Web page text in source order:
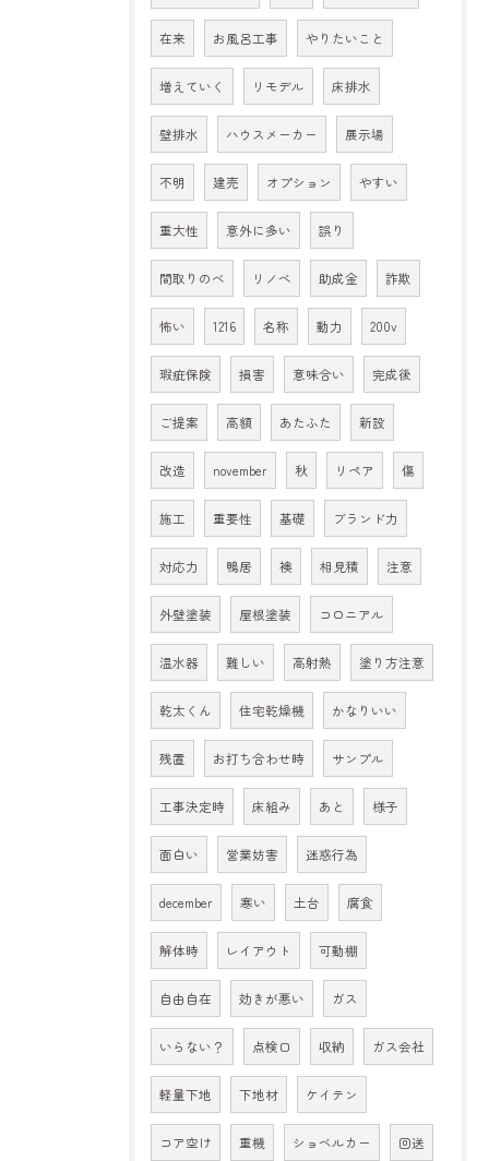
在来 お風呂工事 やりたいこと
増えていく リモデル 床排水
壁排水 ハウスメーカー 展示場
不明 建売 オプション やすい
重大性 意外に多い 誤り
間取りのべ リノベ 助成金 詐欺
怖い 1216 名称 動力 200v
瑕疵保険 損害 意味合い 完成後
ご提案 高額 あたふた 新設
改造 november 秋 リペア 傷
施工 重要性 基礎 ブランド力
対応力 鴨居 襖 相見積 注意
外壁塗装 屋根塗装 コロニアル
温水器 難しい 高射熱 塗り方注意
乾太くん 住宅乾燥機 かなりいい
残置 お打ち合わせ時 サンプル
工事決定時 床組み あと 様子
面白い 営業妨害 迷惑行為
december 寒い 土台 腐食
解体時 レイアウト 可動棚
自由自在 効きが悪い ガス
いらない？ 点検口 収納 ガス会社
軽量下地 下地材 ケイテン
コア空け 重機 ショベルカー 回送